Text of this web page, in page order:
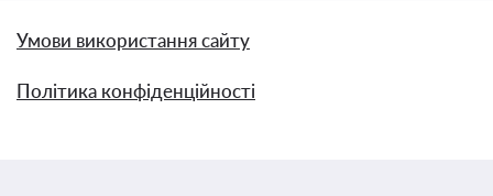
Умови використання сайту
Політика конфіденційності